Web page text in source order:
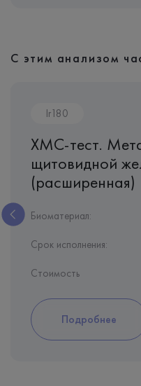
С этим анализом
Ir180
ХМС-тест.
щитовидной
(расширенная)
Биоматериал:
Срок исполнения:
Стоимость
Подробнее